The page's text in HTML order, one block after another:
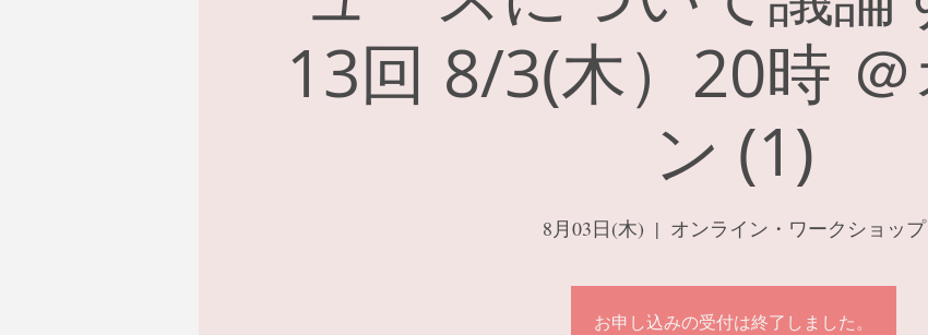
13回 8/3(木）20時
ン (1)
8月03日(木)
  |
オンライン・ワークショップ
お申し込みの受付は終了しました。